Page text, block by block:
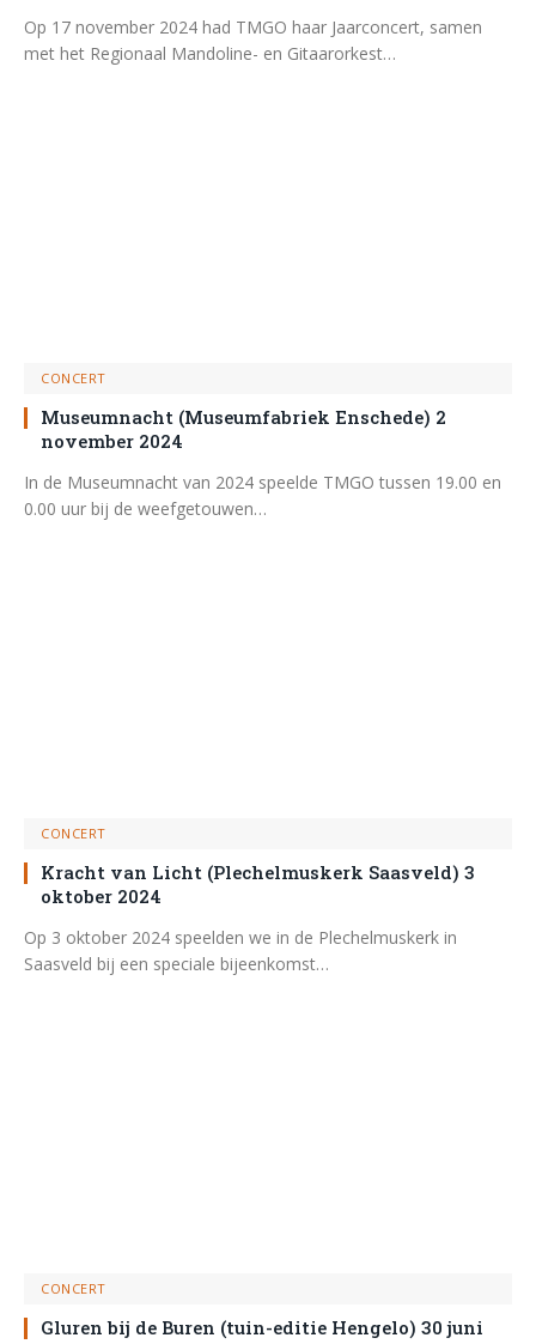
Op 17 november 2024 had TMGO haar Jaarconcert, samen
met het Regionaal Mandoline- en Gitaarorkest…
CONCERT
Museumnacht (Museumfabriek Enschede) 2
november 2024
In de Museumnacht van 2024 speelde TMGO tussen 19.00 en
0.00 uur bij de weefgetouwen…
CONCERT
Kracht van Licht (Plechelmuskerk Saasveld) 3
oktober 2024
Op 3 oktober 2024 speelden we in de Plechelmuskerk in
Saasveld bij een speciale bijeenkomst…
CONCERT
Gluren bij de Buren (tuin-editie Hengelo) 30 juni